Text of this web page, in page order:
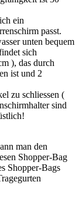
ein
passt.
unten bequem
sich
), das durch
ist und 2
zu schliessen (
sind
man den
Shopper-Bag
Shopper-Bags